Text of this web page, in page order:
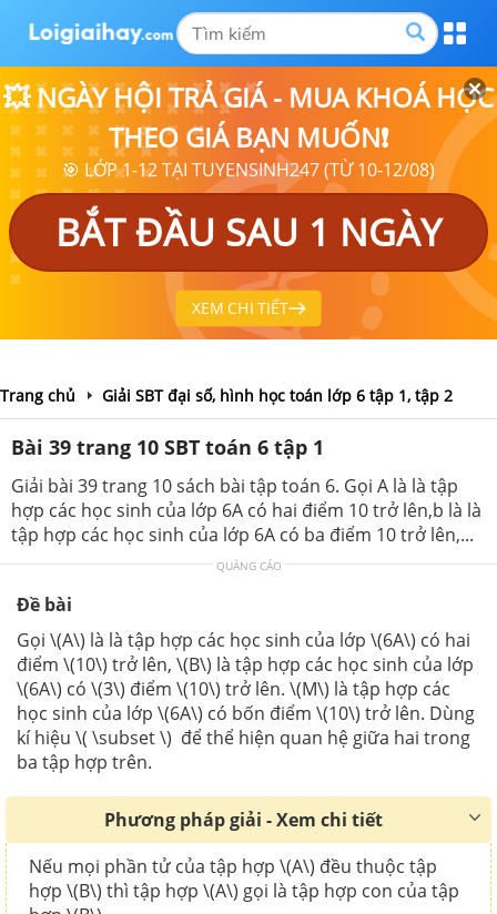
💥 NGÀY HỘI TRẢ GIÁ - MUA KHOÁ HỌC
THEO GIÁ BẠN MUỐN❗
🎯 LỚP 1-12 TẠI TUYENSINH247 (TỪ 10-12/08)
BẮT ĐẦU SAU 1 NGÀY
XEM CHI TIẾT
Trang chủ Giải SBT đại số, hình học toán lớp 6 tập 1, tập 2
Bài 39 trang 10 SBT toán 6 tập 1
Giải bài 39 trang 10 sách bài tập toán 6. Gọi A là là tập
hợp các học sinh của lớp 6A có hai điểm 10 trở lên,b là là
tập hợp các học sinh của lớp 6A có ba điểm 10 trở lên,...
QUẢNG CÁO
Đề bài
Gọi \(A\) là là tập hợp các học sinh của lớp \(6A\) có hai
điểm \(10\) trở lên, \(B\) là tập hợp các học sinh của lớp
\(6A\) có \(3\) điểm \(10\) trở lên. \(M\) là tập hợp các
học sinh của lớp \(6A\) có bốn điểm \(10\) trở lên. Dùng
kí hiệu \( \subset \) để thể hiện quan hệ giữa hai trong
ba tập hợp trên.
Phương pháp giải - Xem chi tiết
Nếu mọi phần tử của tập hợp \(A\) đều thuộc tập
hợp \(B\) thì tập hợp \(A\) gọi là tập hợp con của tập